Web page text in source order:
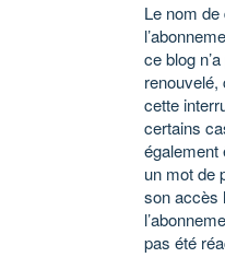
Le nom
ce blog
renouvelé,
cette
certains
également
un mot de
son accès
pas été